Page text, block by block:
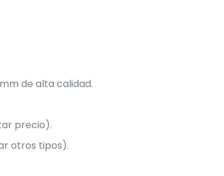
de alta calidad.
precio).
otros tipos).